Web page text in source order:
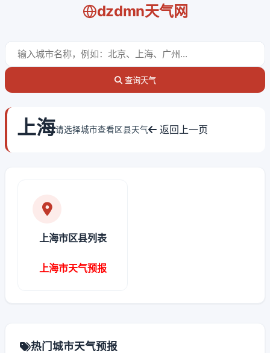
dzdmn天气网
查询天气
上海请选择城市查看区县天气 返回上一页
上海市区县列表
上海市天气预报
热门城市天气预报